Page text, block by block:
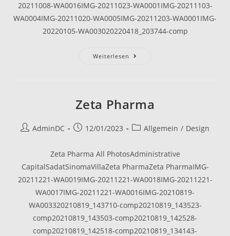
20211008-WA0016IMG-20211023-WA0001IMG-20211103-
WA0004IMG-20211020-WA0005IMG-20211203-WA0001IMG-
20220105-WA003020220418_203744-comp
Weiterlesen Sinoma
Zeta Pharma
Beitrags-
AdminDC
Beitrag12/01/2023
Beitrags-
Allgemein / Design
Zeta Pharma All PhotosAdministrative
CapitalSadatSinomaVillaZeta PharmaZeta PharmaIMG-
20211221-WA0019IMG-20211221-WA0018IMG-20211221-
WA0017IMG-20211221-WA0016IMG-20210819-
WA003320210819_143710-comp20210819_143523-
comp20210819_143503-comp20210819_142528-
comp20210819_142518-comp20210819_134143-